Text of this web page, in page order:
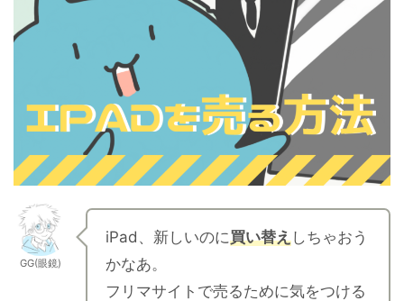
GG(眼鏡)
iPad、新しいのに買い替えしちゃおう
かなあ。
フリマサイトで売るために気をつける